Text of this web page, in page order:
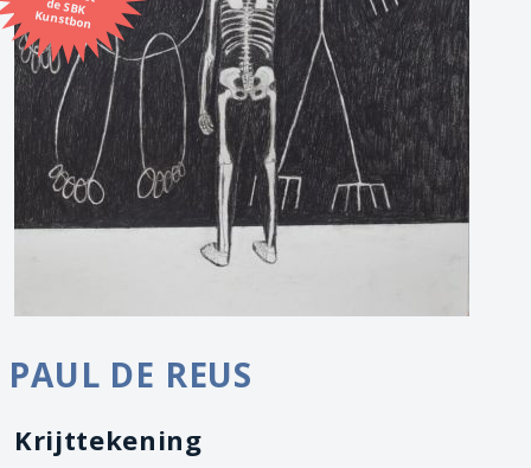
Kunstbon
PAUL DE REUS
Krijttekening